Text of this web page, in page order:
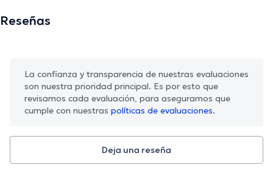
Reseñas
La confianza y transparencia de nuestras evaluaciones
son nuestra prioridad principal. Es por esto que
revisamos cada evaluación, para asegurarnos que
cumple con nuestras políticas de evaluaciones.
Deja una reseña